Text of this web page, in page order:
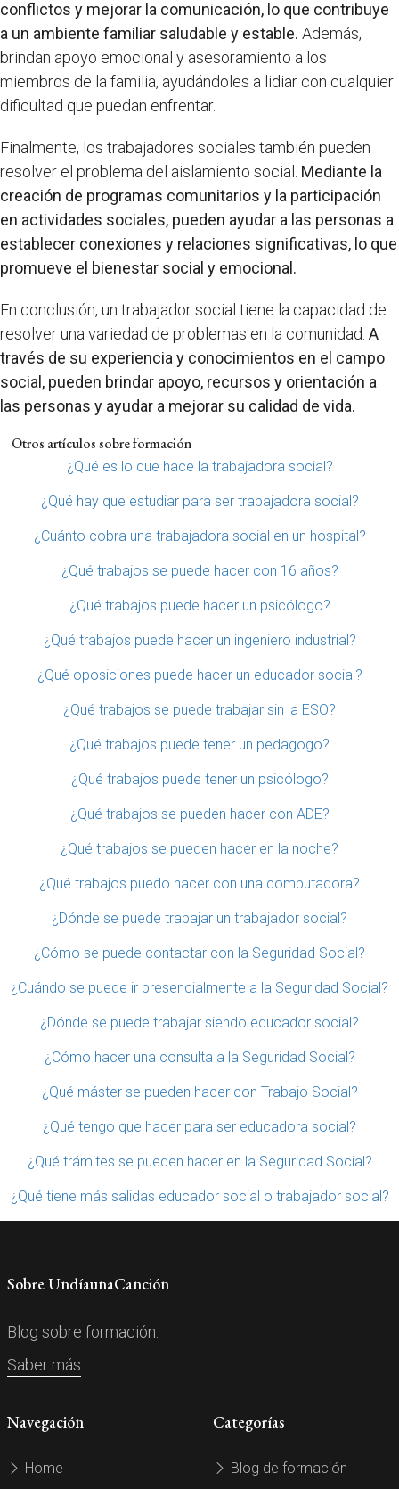
conflictos y mejorar la comunicación, lo que contribuye
a un ambiente familiar saludable y estable. Además,
brindan apoyo emocional y asesoramiento a los
miembros de la familia, ayudándoles a lidiar con cualquier
dificultad que puedan enfrentar.
Finalmente, los trabajadores sociales también pueden
resolver el problema del aislamiento social. Mediante la
creación de programas comunitarios y la participación
en actividades sociales, pueden ayudar a las personas a
establecer conexiones y relaciones significativas, lo que
promueve el bienestar social y emocional.
En conclusión, un trabajador social tiene la capacidad de
resolver una variedad de problemas en la comunidad. A
través de su experiencia y conocimientos en el campo
social, pueden brindar apoyo, recursos y orientación a
las personas y ayudar a mejorar su calidad de vida.
Otros artículos sobre formación
¿Qué es lo que hace la trabajadora social?
¿Qué hay que estudiar para ser trabajadora social?
¿Cuánto cobra una trabajadora social en un hospital?
¿Qué trabajos se puede hacer con 16 años?
¿Qué trabajos puede hacer un psicólogo?
¿Qué trabajos puede hacer un ingeniero industrial?
¿Qué oposiciones puede hacer un educador social?
¿Qué trabajos se puede trabajar sin la ESO?
¿Qué trabajos puede tener un pedagogo?
¿Qué trabajos puede tener un psicólogo?
¿Qué trabajos se pueden hacer con ADE?
¿Qué trabajos se pueden hacer en la noche?
¿Qué trabajos puedo hacer con una computadora?
¿Dónde se puede trabajar un trabajador social?
¿Cómo se puede contactar con la Seguridad Social?
¿Cuándo se puede ir presencialmente a la Seguridad Social?
¿Dónde se puede trabajar siendo educador social?
¿Cómo hacer una consulta a la Seguridad Social?
¿Qué máster se pueden hacer con Trabajo Social?
¿Qué tengo que hacer para ser educadora social?
¿Qué trámites se pueden hacer en la Seguridad Social?
¿Qué tiene más salidas educador social o trabajador social?
Sobre UndíaunaCanción
Blog sobre formación.
Saber más
Navegación
Home
Categorías
Blog de formación